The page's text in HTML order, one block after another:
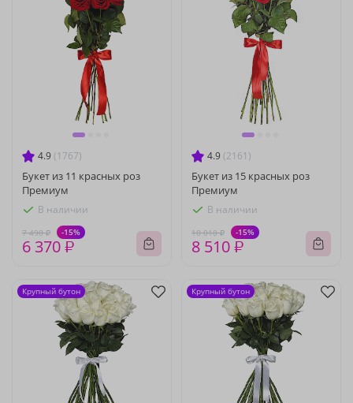
4.9 (1767)
Букет из 11 красных роз
Премиум
В наличии
7 490 ₽ -15%
6 370 ₽
4.9 (2161)
Букет из 15 красных роз
Премиум
В наличии
10 010 ₽ -15%
8 510 ₽
Крупный бутон Крупный бутон